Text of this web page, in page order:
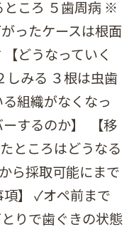
ところ ５歯周病 ※
ったケースは根面
どうなっていく
しみる ３根は虫歯
組織がなくなっ
するのか】
【移
ところはどうなる
ら採取可能にまで
】 ✓オペ前まで
りで歯ぐきの状態